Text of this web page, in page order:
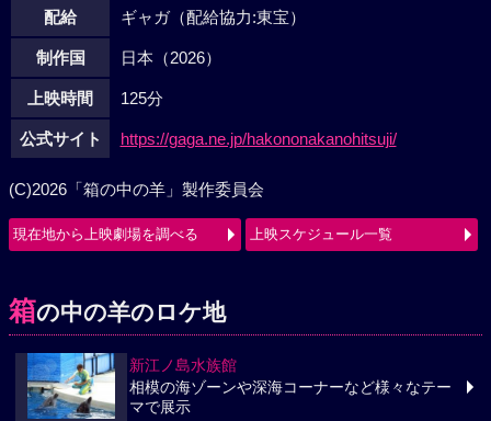
配給 ギャガ（配給協力:東宝）
制作国 日本（2026）
上映時間 125分
公式サイト https://gaga.ne.jp/hakononakanohitsuji/
(C)2026「箱の中の羊」製作委員会
現在地から上映劇場を調べる 上映スケジュール一覧
箱の中の羊のロケ地
新江ノ島水族館
相模の海ゾーンや深海コーナーなど様々なテー
マで展示